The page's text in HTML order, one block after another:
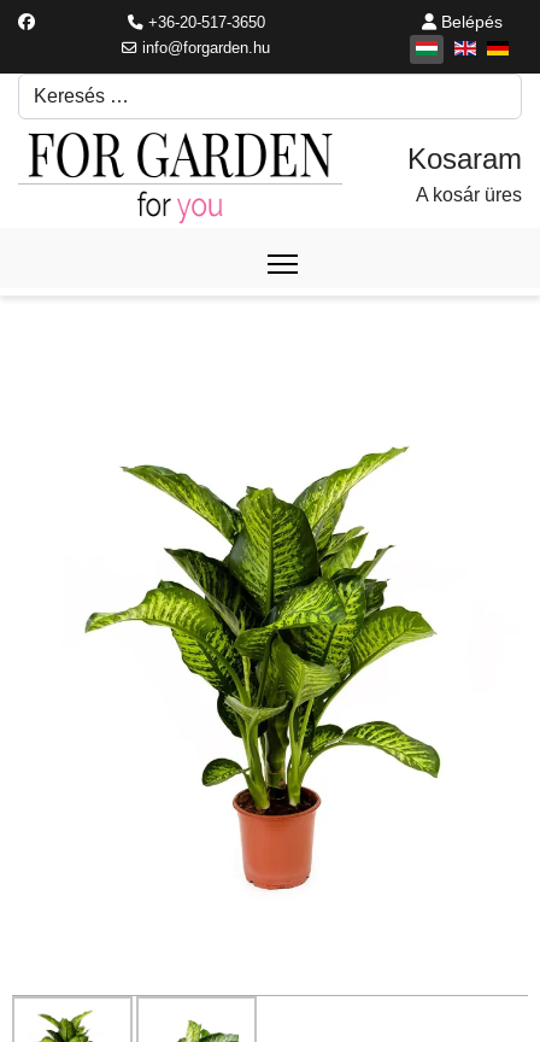
+36-20-517-3650
info@forgarden.hu
Belépés
Keresés
Írjon be egy keresési kifejezést.
A kosár üres